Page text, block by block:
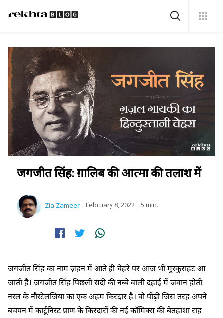
जगजीत सिंह: ग़ालिब की आत्मा की तलाश में
Zia Zameer February 8, 2022 5 min.
जगजीत सिंह का नाम ज़हन में आते ही चेहरे पर आज भी मुस्कुराहट आ
जाती है। जगजीत सिंह पिछली सदी की नब्बे वाली दहाई में जवान होती
नस्ल के नौस्टेलजिया का एक अहम किरदार है। वो पीढ़ी जिस तरह अपने
बचपन में कार्टूनिस्ट प्राण के किरदारों की नई काॅमिक्स की बेतहाशा राह